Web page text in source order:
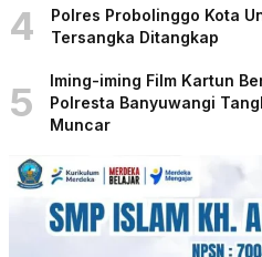
4
Polres Probolinggo Kota
Tersangka Ditangkap
5
Iming-iming Film Kartun
Polresta Banyuwangi
Muncar